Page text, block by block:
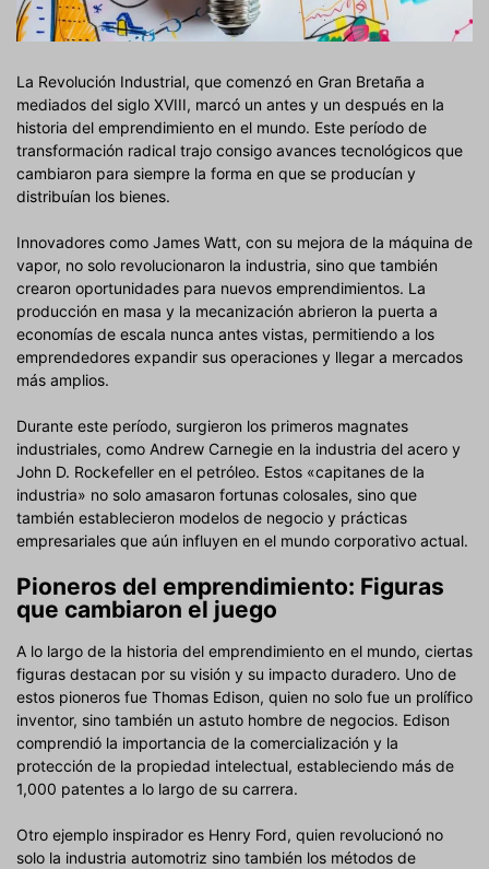
La Revolución Industrial, que comenzó en Gran Bretaña a
mediados del siglo XVIII, marcó un antes y un después en la
historia del emprendimiento en el mundo. Este período de
transformación radical trajo consigo avances tecnológicos que
cambiaron para siempre la forma en que se producían y
distribuían los bienes.
Innovadores como James Watt, con su mejora de la máquina de
vapor, no solo revolucionaron la industria, sino que también
crearon oportunidades para nuevos emprendimientos. La
producción en masa y la mecanización abrieron la puerta a
economías de escala nunca antes vistas, permitiendo a los
emprendedores expandir sus operaciones y llegar a mercados
más amplios.
Durante este período, surgieron los primeros magnates
industriales, como Andrew Carnegie en la industria del acero y
John D. Rockefeller en el petróleo. Estos «capitanes de la
industria» no solo amasaron fortunas colosales, sino que
también establecieron modelos de negocio y prácticas
empresariales que aún influyen en el mundo corporativo actual.
Pioneros del emprendimiento: Figuras
que cambiaron el juego
A lo largo de la historia del emprendimiento en el mundo, ciertas
figuras destacan por su visión y su impacto duradero. Uno de
estos pioneros fue Thomas Edison, quien no solo fue un prolífico
inventor, sino también un astuto hombre de negocios. Edison
comprendió la importancia de la comercialización y la
protección de la propiedad intelectual, estableciendo más de
1,000 patentes a lo largo de su carrera.
Otro ejemplo inspirador es Henry Ford, quien revolucionó no
solo la industria automotriz sino también los métodos de